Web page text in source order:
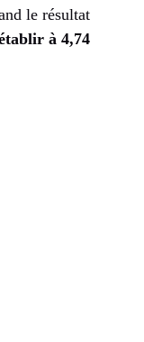
le résultat
à 4,74